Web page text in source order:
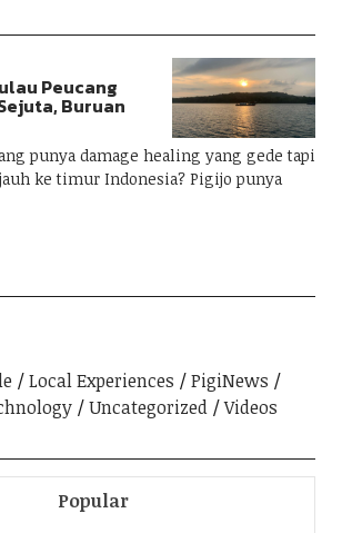
Peucang
Buruan
punya damage healing yang gede tapi
ke timur Indonesia? Pigijo punya
Local Experiences
PigiNews
Uncategorized Videos
Popular